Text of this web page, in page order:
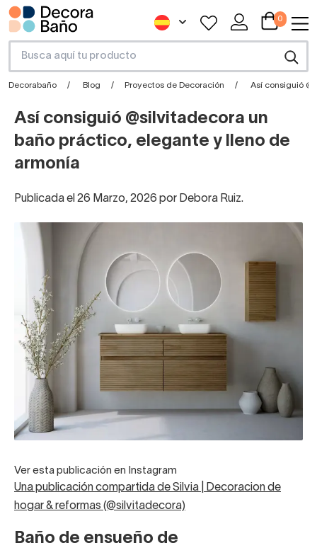
0
Decorabaño Blog Proyectos de Decoración Así consiguió
Así consiguió @silvitadecora un
baño práctico, elegante y lleno de
armonía
Publicada el 26 Marzo, 2026 por Debora Ruiz.
Ver esta publicación en Instagram
Una publicación compartida de Silvia | Decoracion de
hogar & reformas (@silvitadecora)
Baño de ensueño de